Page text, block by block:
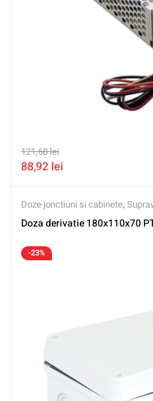
121,68lei
88,92 lei
Doze jonctiuni si cabinete,
Doza derivatie 180x110x70
-23%